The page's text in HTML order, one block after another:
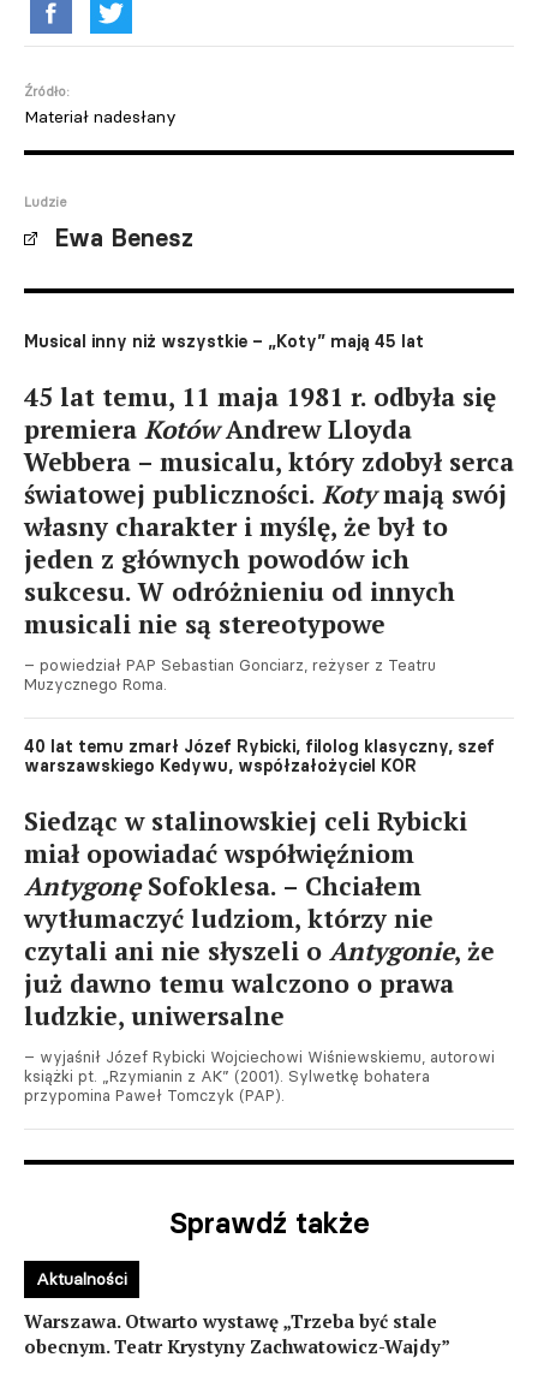
Źródło:
Materiał nadesłany
Ludzie
Ewa Benesz
Musical inny niż wszystkie – „Koty” mają 45 lat
45 lat temu, 11 maja 1981 r. odbyła się
premiera KotówAndrew Lloyda
Webbera – musicalu, który zdobył serca
światowej publiczności. Kotymają swój
własny charakter i myślę, że był to
jeden z głównych powodów ich
sukcesu. W odróżnieniu od innych
musicali nie są stereotypowe
– powiedział PAP Sebastian Gonciarz, reżyser z Teatru
Muzycznego Roma.
40 lat temu zmarł Józef Rybicki, filolog klasyczny, szef
warszawskiego Kedywu, współzałożyciel KOR
Siedząc w stalinowskiej celi Rybicki
miał opowiadać współwięźniom
AntygonęSofoklesa. – Chciałem
wytłumaczyć ludziom, którzy nie
czytali ani nie słyszeli o Antygonie, że
już dawno temu walczono o prawa
ludzkie, uniwersalne
– wyjaśnił Józef Rybicki Wojciechowi Wiśniewskiemu, autorowi
książki pt. „Rzymianin z AK” (2001). Sylwetkę bohatera
przypomina Paweł Tomczyk (PAP).
Sprawdź także
Warszawa. Otwarto wystawę „Trzeba być stale
obecnym. Teatr Krystyny Zachwatowicz-Wajdy”
Aktualności